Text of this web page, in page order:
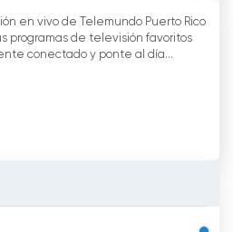
en directo en
en vivo de Telemundo Puerto Rico
programas de televisión favoritos
conectado y ponte al día...